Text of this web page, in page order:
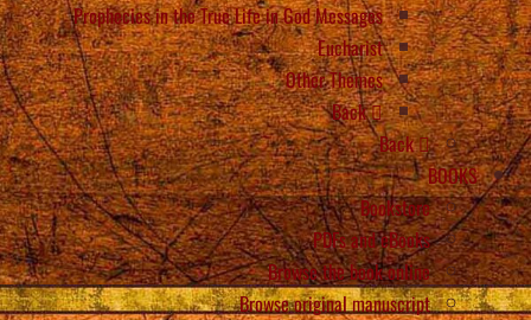
Prophecies in the True Life in God Messages
Eucharist
Other Themes
Back
Back
BOOKS
Bookstore
PDFs and eBooks
Browse the book online
Browse original manuscript